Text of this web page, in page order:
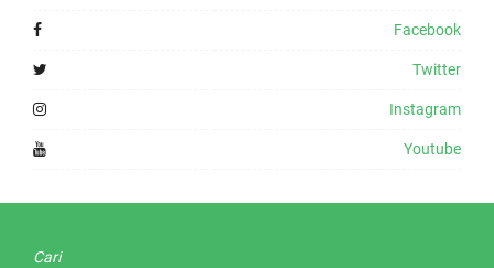
Facebook
Twitter
Instagram
Youtube
Cari